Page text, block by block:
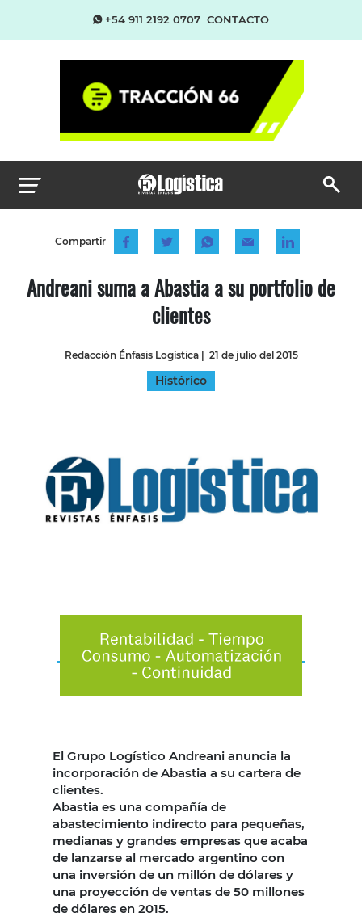
+54 911 2192 0707 CONTACTO
Compartir
Andreani suma a Abastia a su portfolio de
clientes
Redacción Énfasis Logística| 21 de julio del 2015
Histórico
El Grupo Logístico Andreani anuncia la
incorporación de Abastia a su cartera de
clientes.
Abastia es una compañía de
abastecimiento indirecto para pequeñas,
medianas y grandes empresas que acaba
de lanzarse al mercado argentino con
una inversión de un millón de dólares y
una proyección de ventas de 50 millones
de dólares en 2015.